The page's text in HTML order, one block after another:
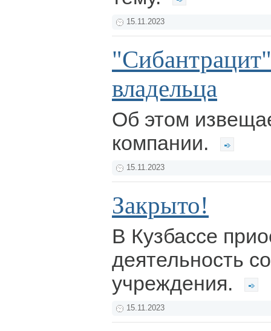
15.11.2023
владельца
Об этом
компании.
15.11.2023
Закрыто!
В Кузбассе
деятельность
учреждения.
15.11.2023